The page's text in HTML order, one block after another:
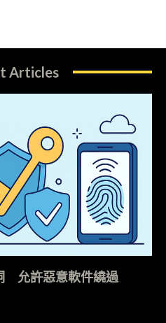
Articles
允許惡意軟件繞過